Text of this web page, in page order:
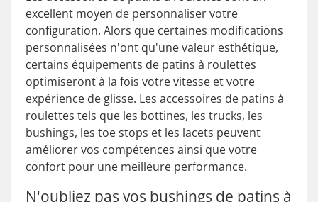
excellent moyen de personnaliser votre
configuration. Alors que certaines modifications
personnalisées n'ont qu'une valeur esthétique,
certains équipements de patins à roulettes
optimiseront à la fois votre vitesse et votre
expérience de glisse. Les accessoires de patins à
roulettes tels que les bottines, les trucks, les
bushings, les toe stops et les lacets peuvent
améliorer vos compétences ainsi que votre
confort pour une meilleure performance.
N'oubliez pas vos bushings de patins à